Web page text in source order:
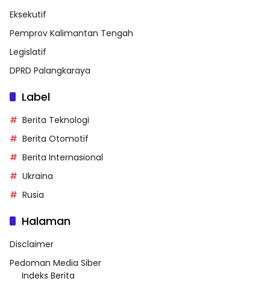
Eksekutif
Pemprov Kalimantan Tengah
Legislatif
DPRD Palangkaraya
Label
Berita Teknologi
Berita Otomotif
Berita Internasional
Ukraina
Rusia
Halaman
Disclaimer
Pedoman Media Siber
Indeks Berita